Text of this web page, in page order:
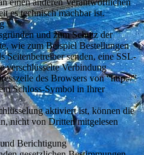
einen anderen Verantwortlichen
es technisch machbar ist.
und zum Schutz der
wie zum Beispiel Bestellungen
Seitenbetreiber senden, eine SSL-
verschlüsselte Verbindung
des Browsers von “http://”
Schloss-Symbol in Ihrer
aktiviert ist, können die
nicht von Dritten mitgelesen
Berichtigung